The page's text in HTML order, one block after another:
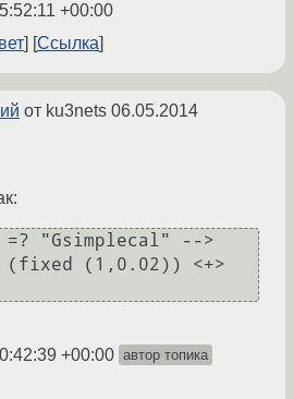
+00:00
Ссылка
от ku3nets 06.05.2014
=? "Gsimplecal" -->
(fixed (1,0.02)) <+>
+00:00 автор топика